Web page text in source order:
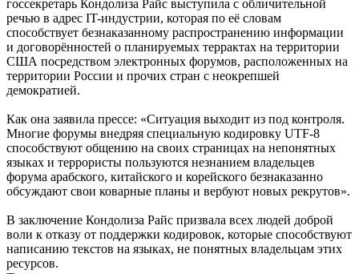
госсекретарь Кондолиза Райс выступила с обличительной
речью в адрес IT-индустрии, которая по её словам
способствует безнаказанному распространению информации
и договорённостей о планируемых террактах на территории
США посредством электронных форумов, расположенных на
территории России и прочих стран с неокрепшей
демократией.
Как она заявила прессе: «Ситуация выходит из под контроля.
Многие форумы внедряя специальную кодировку UTF-8
способствуют общению на своих страницах на непонятных
языках и террористы пользуются незнанием владельцев
форума арабского, китайского и корейского безнаказанно
обсуждают свои коварные планы и вербуют новых рекрутов».
В заключение Кондолиза Райс призвала всех людей доброй
воли к отказу от поддержки кодировок, которые способствуют
написанию текстов на языках, не понятных владельцам этих
ресурсов.